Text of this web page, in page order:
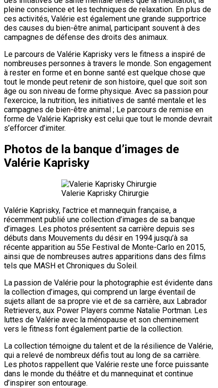
pleine conscience et les techniques de relaxation. En plus de
ces activités, Valérie est également une grande supportrice
des causes du bien-être animal, participant souvent à des
campagnes de défense des droits des animaux.
Le parcours de Valérie Kaprisky vers le fitness a inspiré de
nombreuses personnes à travers le monde. Son engagement
à rester en forme et en bonne santé est quelque chose que
tout le monde peut retenir de son histoire, quel que soit son
âge ou son niveau de forme physique. Avec sa passion pour
l’exercice, la nutrition, les initiatives de santé mentale et les
campagnes de bien-être animal ; Le parcours de remise en
forme de Valérie Kaprisky est celui que tout le monde devrait
s’efforcer d’imiter.
Photos de la banque d’images de
Valérie Kaprisky
Valerie Kaprisky Chirurgie
Valérie Kaprisky, l’actrice et mannequin française, a
récemment publié une collection d’images de sa banque
d’images. Les photos présentent sa carrière depuis ses
débuts dans Mouvements du désir en 1994 jusqu’à sa
récente apparition au 55e Festival de Monte-Carlo en 2015,
ainsi que de nombreuses autres apparitions dans des films
tels que MASH et Chroniques du Soleil.
La passion de Valérie pour la photographie est évidente dans
la collection d’images, qui comprend un large éventail de
sujets allant de sa propre vie et de sa carrière, aux Labrador
Retrievers, aux Power Players comme Natalie Portman. Les
luttes de Valérie avec la ménopause et son cheminement
vers le fitness font également partie de la collection.
La collection témoigne du talent et de la résilience de Valérie,
qui a relevé de nombreux défis tout au long de sa carrière.
Les photos rappellent que Valérie reste une force puissante
dans le monde du théâtre et du mannequinat et continue
d’inspirer son entourage.